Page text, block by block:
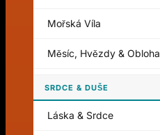
Mořská Víla
Měsíc, Hvězdy & Obloha
SRDCE & DUŠE
Láska & Srdce